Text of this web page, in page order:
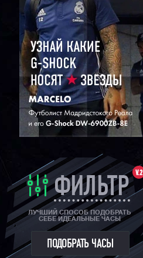
SEIKO
ORIENT
V.2
ФИЛЬТР
ЛУЧШИЙ СПОСОБ ПОДОБРАТЬ
СЕБЕ ИДЕАЛЬНЫЕ ЧАСЫ
ПОДОБРАТЬ ЧАСЫ